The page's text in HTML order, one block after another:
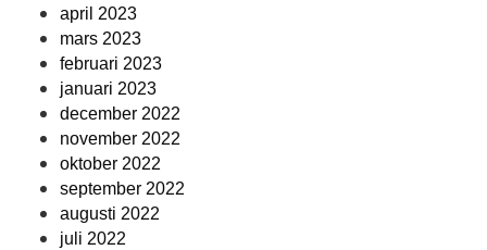
april 2023
mars 2023
februari 2023
januari 2023
december 2022
november 2022
oktober 2022
september 2022
augusti 2022
juli 2022